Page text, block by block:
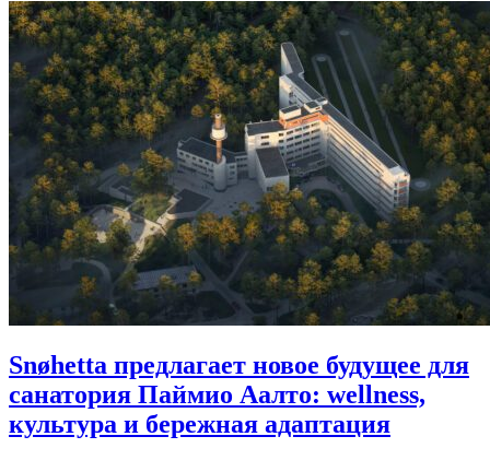
Snøhetta предлагает новое будущее для
санатория Паймио Аалто: wellness,
культура и бережная адаптация